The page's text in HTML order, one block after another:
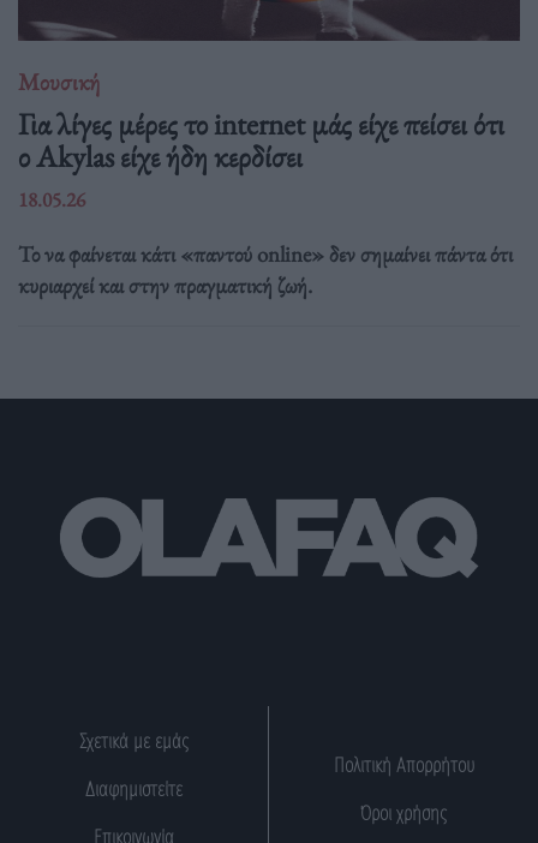
Μουσική
Για λίγες μέρες το internet μάς είχε πείσει ότι
ο Akylas είχε ήδη κερδίσει
18.05.26
Το να φαίνεται κάτι «παντού online» δεν σημαίνει πάντα ότι
κυριαρχεί και στην πραγματική ζωή.
Σχετικά με εμάς
Διαφημιστείτε
Επικοινωνία
Πολιτική Απορρήτου
Όροι χρήσης